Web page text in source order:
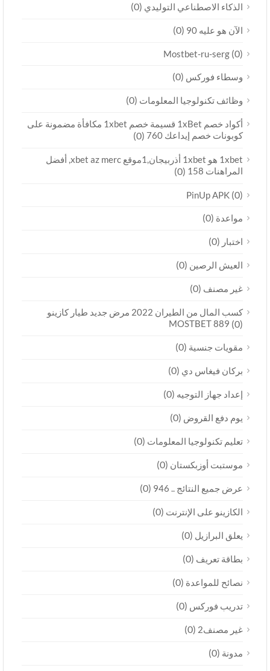
الذكاء الاصطناعي التوليدي(0)
الآن هو عليه 90 (0)
Mostbet-ru-serg(0)
وسطاء فوركس(0)
وظائف تكنولوجيا المعلومات(0)
أكواد خصم 1xBet قسيمة خصم 1xbet مكافأة مضمونة على
كوبونات خصم إيداعك 760 (0)
1xbet هو 1xbet أذربيجان,1موقع xbet az merc, أفضل
المراهنات 158 (0)
PinUp APK(0)
مواعدة(0)
اختبار(0)
العيش الرصين(0)
غير مصنف(0)
كسب المال من الطيران 2022 مرض جديد طيار كازينو
MOSTBET 889(0)
مقويات جنسية(0)
بركان فيغاس دي(0)
إعداد جهاز التوجيه(0)
يوم دفع القروض(0)
تعليم تكنولوجيا المعلومات(0)
موستبت أوزبكستان(0)
عرض جميع النتائج .. 946 (0)
الكازينو على الإنترنت(0)
يعلق البرازيل (0)
بطاقة تعريف(0)
نصائح للمواعدة(0)
تدريب فوركس(0)
غير مصنف2 (0)
مدونة(0)